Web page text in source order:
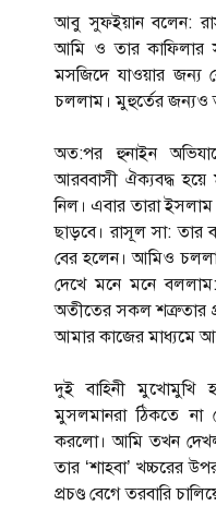
আবু সুফইয়ান বলেন:
আমি ও তার কাফিলার
মসজিদে যাওয়ার জন্য
চললাম। মুহুর্তের জন্যও
অত:পর হুনাইন
আরববাসী ঐক্যবদ্ধ হয়ে
নিল। এবার তারা
ছাড়বে। রাসূল সা: তার
বের হলেন। আমিও
দেখে মনে মনে
অতীতের সকল শত্রুতার
আমার কাজের মাধ্যমে
দুই বাহিনী মুখোমুখি
মুসলমানরা ঠিকতে না
করলো। আমি তখন
তার ‘শাহবা’ খচ্চরের
প্রচণ্ড বেগে তরবারি